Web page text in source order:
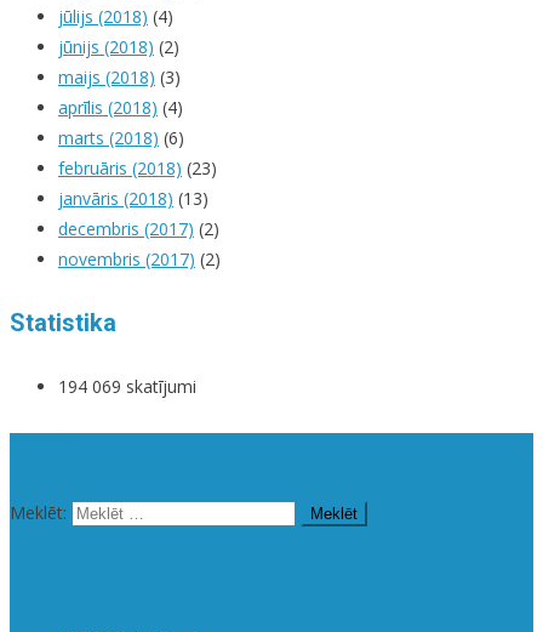
jūlijs (2018) (4)
jūnijs (2018) (2)
maijs (2018) (3)
aprīlis (2018) (4)
marts (2018) (6)
februāris (2018) (23)
janvāris (2018) (13)
decembris (2017) (2)
novembris (2017) (2)
Statistika
194 069 skatījumi
Meklēt: